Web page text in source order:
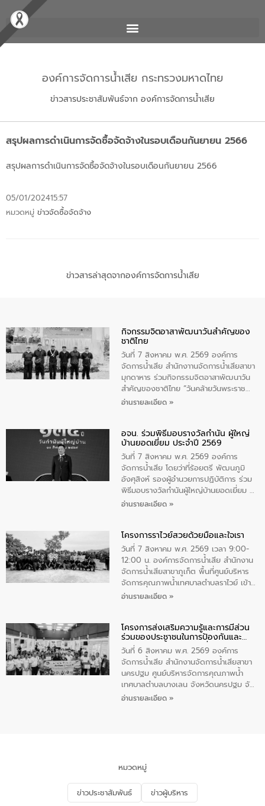
องค์การจัดการน้ำเสีย กระทรวงมหาดไทย
ข่าวสารประชาสัมพันธ์จาก องค์การจัดการน้ำเสีย
สรุปผลการดำเนินการจัดซื้อจัดจ้างในรอบเดือนกันยายน 2566
สรุปผลการดำเนินการจัดซื้อจัดจ้างในรอบเดือนกันยายน 2566
05/01/202415:57
หมวดหมู่ ข่าวจัดซื้อจัดจ้าง
ข่าวสารล่าสุดจากองค์การจัดการน้ำเสีย
กิจกรรมจิตอาสาพัฒนาวันสําคัญของ
ชาติไทย
วันที่ 7 สิงหาคม พ.ศ. 2569 องค์การ
จัดการน้ำเสีย สำนักงาานจัดการน้ำเสียสาขา
มุกดาหาร ร่วมกิจกรรมจิตอาสาพัฒนาวัน
สําคัญของชาติไทย “วันคล้ายวันพระราช
สมภพ สมเด็จพระนางเจ้าสิริกิติ์พระบรม
ทิพย์คำ รองผู้ว่าราชการจังหวัดมุกดาหาร
เป็นประธานในพิธี ณ เรือนจําชั่วคราวนาโสก
ตําบลนาโสก อําเภอเมืองมุกดาหาร จังหวัด
มุกดาหาร โดยในกิจกรรมได้ร่วมปลูกป่า และ
ทําความสะอาดภายในบริเวณ จัดกิจกรรม
เพื่อถวายเป็นพระราชกุศล สมเด็จพระนาง
เจ้าสิริกิติ์พระบรมราชินีนาถ พระบรมราช
อ่านรายละเอียด »
อจน. ร่วมพิธีมอบรางวัลกำนัน ผู้ใหญ่
บ้านยอดเยี่ยม ประจำปี 2569
วันที่ 7 สิงหาคม พ.ศ. 2569 องค์การ
จัดการน้ำเสีย โดยว่าที่ร้อยตรี พัฒนภูมิ
อังศุสิงห์ รองผู้อำนวยการปฏิบัติการ ร่วม
พิธีมอบรางวัลกำนันผู้ใหญ่บ้านยอดเยี่ยม ณ
ทำเนียบรัฐบาล โดยมีนายอนุทิน ชาญวีรกูล
ทองคำและประกาศเกียรติคุณให้แก่ กำนัน
ผู้ใหญ่บ้านยอดเยี่ยม พร้อมกล่าวชื่นชม ให้
โอวาท และมอบนโยบาย
อ่านรายละเอียด »
โครงการราไวย์สวยด้วยมือและใจเรา
วันที่ 7 สิงหาคม พ.ศ. 2569 เวลา 9:00-
12:00 น. องค์การจัดการน้ำเสีย สำนักงาน
จัดการน้ำเสียสาขาภูเก็ต พื้นที่ศูนย์บริหาร
จัดการคุณภาพน้ำเทศบาลตำบลราไวย์ เข้า
ร่วมโครงการราไวย์สวยด้วยมือและใจเรา
ประชาชน ตัวแทนจากโรงแรมต่างๆ ในเขต
เทศบาลตำบลราไวย์ ศูนย์บริหารจัดการ
คุณภาพน้ำเทศบาลตำบลราไวย์ นำโดยนาย
น้อย แก้วเศษ ผู้จัดการสำนักงานจัดการน้ำ
เสียสาขาภูเก็ต พร้อมด้วยเจ้าหน้าที่ จำนวน
5 คน ร่วมทำกิจกรรม ทำความสะอาด
ชายหาดและแหล่งท่องเที่ยว ณ บริเวณ
อ่านรายละเอียด »
โครงการส่งเสริมความรู้และการมีส่วน
ร่วมของประชาชนในการป้องกันและ
แก้ไขปัญหาน้ำเสียอย่างยั่งยืน
วันที่ 6 สิงหาคม พ.ศ. 2569 องค์การ
จัดการน้ำเสีย สำนักงานจัดการน้ำเสียสาขา
นครปฐม ศูนย์บริหารจัดการคุณภาพน้ำ
เทศบาลตำบลบางเลน จังหวัดนครปฐม จัด
กิจกรรมภายใต้โครงการส่งเสริมความรู้และ
จัดการน้ำเสียและสร้างจิตสำนึกในการ
อนุรักษ์สิ่งแวดล้อม ในหัวข้อ “น้ำเสียชุมชน
และการบำบัดน้ำเสียเบื้องต้น” โดยให้ความรู้
เกี่ยวกับสาเหตุและผลกระทบของน้ำเสีย
อ่านรายละเอียด »
หมวดหมู่
ข่าวประชาสัมพันธ์ ข่าวผู้บริหาร